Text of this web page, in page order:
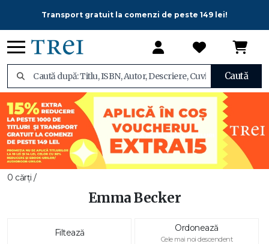
Transport gratuit la comenzi de peste 149 lei!
Caută
0 cărți /
Emma Becker
Filtează Ordonează
Cele mai noi descendent